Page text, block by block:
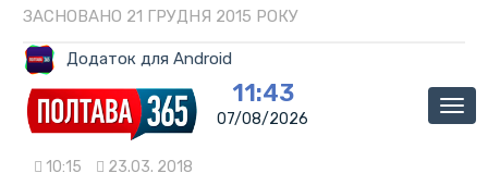
ЗАСНОВАНО 21 ГРУДНЯ 2015 РОКУ
Додаток для Android
11:43
07/08/2026
10:15 23.03. 2018